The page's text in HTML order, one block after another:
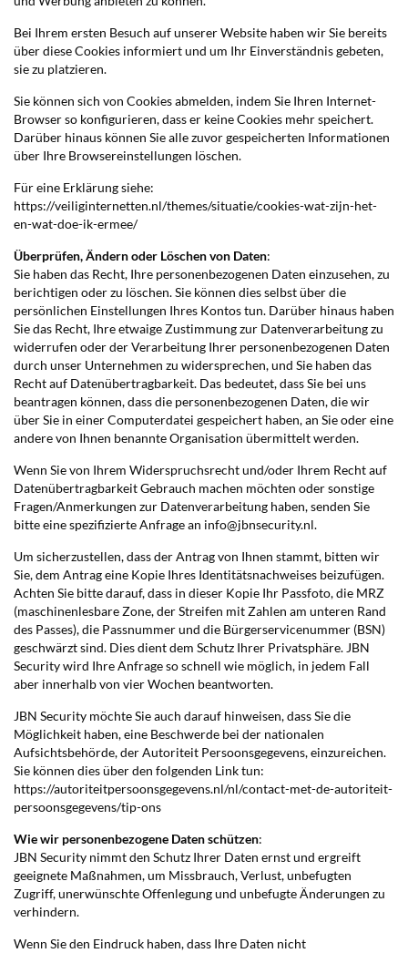
Bei Ihrem ersten Besuch auf unserer Website haben wir Sie bereits
über diese Cookies informiert und um Ihr Einverständnis gebeten,
sie zu platzieren.
Sie können sich von Cookies abmelden, indem Sie Ihren Internet-
Browser so konfigurieren, dass er keine Cookies mehr speichert.
Darüber hinaus können Sie alle zuvor gespeicherten Informationen
über Ihre Browsereinstellungen löschen.
Für eine Erklärung siehe:
https://veiliginternetten.nl/themes/situatie/cookies-wat-zijn-het-
en-wat-doe-ik-ermee/
Überprüfen, Ändern oder Löschen von Daten:
Sie haben das Recht, Ihre personenbezogenen Daten einzusehen, zu
berichtigen oder zu löschen. Sie können dies selbst über die
persönlichen Einstellungen Ihres Kontos tun. Darüber hinaus haben
Sie das Recht, Ihre etwaige Zustimmung zur Datenverarbeitung zu
widerrufen oder der Verarbeitung Ihrer personenbezogenen Daten
durch unser Unternehmen zu widersprechen, und Sie haben das
Recht auf Datenübertragbarkeit. Das bedeutet, dass Sie bei uns
beantragen können, dass die personenbezogenen Daten, die wir
über Sie in einer Computerdatei gespeichert haben, an Sie oder eine
andere von Ihnen benannte Organisation übermittelt werden.
Wenn Sie von Ihrem Widerspruchsrecht und/oder Ihrem Recht auf
Datenübertragbarkeit Gebrauch machen möchten oder sonstige
Fragen/Anmerkungen zur Datenverarbeitung haben, senden Sie
bitte eine spezifizierte Anfrage an info@jbnsecurity.nl.
Um sicherzustellen, dass der Antrag von Ihnen stammt, bitten wir
Sie, dem Antrag eine Kopie Ihres Identitätsnachweises beizufügen.
Achten Sie bitte darauf, dass in dieser Kopie Ihr Passfoto, die MRZ
(maschinenlesbare Zone, der Streifen mit Zahlen am unteren Rand
des Passes), die Passnummer und die Bürgerservicenummer (BSN)
geschwärzt sind. Dies dient dem Schutz Ihrer Privatsphäre. JBN
Security wird Ihre Anfrage so schnell wie möglich, in jedem Fall
aber innerhalb von vier Wochen beantworten.
JBN Security möchte Sie auch darauf hinweisen, dass Sie die
Möglichkeit haben, eine Beschwerde bei der nationalen
Aufsichtsbehörde, der Autoriteit Persoonsgegevens, einzureichen.
Sie können dies über den folgenden Link tun:
https://autoriteitpersoonsgegevens.nl/nl/contact-met-de-autoriteit-
persoonsgegevens/tip-ons
Wie wir personenbezogene Daten schützen:
JBN Security nimmt den Schutz Ihrer Daten ernst und ergreift
geeignete Maßnahmen, um Missbrauch, Verlust, unbefugten
Zugriff, unerwünschte Offenlegung und unbefugte Änderungen zu
verhindern.
Wenn Sie den Eindruck haben, dass Ihre Daten nicht